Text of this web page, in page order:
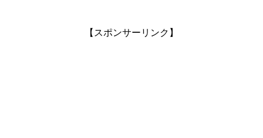
【スポンサーリンク】